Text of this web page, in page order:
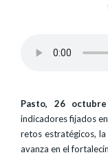
Pasto, 26
indicadores fijados
retos estratégicos, la
avanza en el